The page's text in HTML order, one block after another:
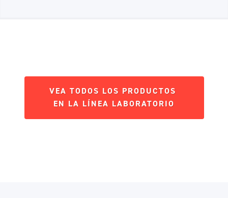
VEA TODOS LOS PRODUCTOS
EN LA LÍNEA LABORATORIO